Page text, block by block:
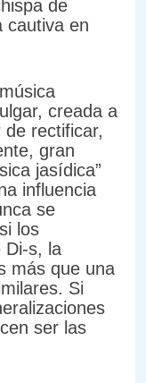
de
cautiva en
creada a
rectificar,
gran
jasídica”
influencia
se
los
Di-s, la
más que una
Si
ser las